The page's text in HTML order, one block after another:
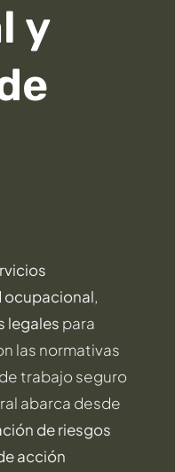
y
ocupacional,
legales para
las normativas
trabajo seguro
abarca desde
de riesgos
acción